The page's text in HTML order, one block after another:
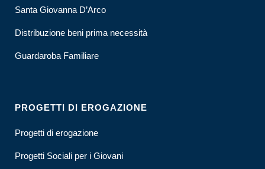
Santa Giovanna D’Arco
Distribuzione beni prima necessità
Guardaroba Familiare
PROGETTI DI EROGAZIONE
Progetti di erogazione
Progetti Sociali per i Giovani